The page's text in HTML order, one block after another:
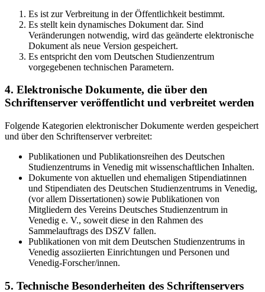
Es ist zur Verbreitung in der Öffentlichkeit bestimmt.
Es stellt kein dynamisches Dokument dar. Sind
Veränderungen notwendig, wird das geänderte elektronische
Dokument als neue Version gespeichert.
Es entspricht den vom Deutschen Studienzentrum
vorgegebenen technischen Parametern.
4. Elektronische Dokumente, die über den
Schriftenserver veröffentlicht und verbreitet werden
Folgende Kategorien elektronischer Dokumente werden gespeichert
und über den Schriftenserver verbreitet:
Publikationen und Publikationsreihen des Deutschen
Studienzentrums in Venedig mit wissenschaftlichen Inhalten.
Dokumente von aktuellen und ehemaligen Stipendiatinnen
und Stipendiaten des Deutschen Studienzentrums in Venedig,
(vor allem Dissertationen) sowie Publikationen von
Mitgliedern des Vereins Deutsches Studienzentrum in
Venedig e. V., soweit diese in den Rahmen des
Sammelauftrags des DSZV fallen.
Publikationen von mit dem Deutschen Studienzentrums in
Venedig assoziierten Einrichtungen und Personen und
Venedig-Forscher/innen.
5. Technische Besonderheiten des Schriftenservers